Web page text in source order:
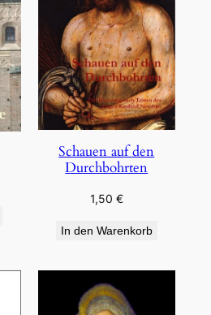
Schauen auf den
Durchbohrten
1,50 €
In den Warenkorb